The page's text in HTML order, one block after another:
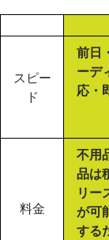
スピー
ド
前日
ーデ
応・
料金
不用
品は
リー
が可
する